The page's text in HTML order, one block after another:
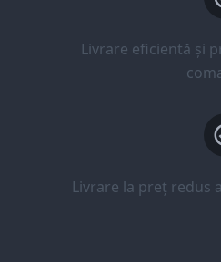
Livrare eficientă și
Livrare la preț redus